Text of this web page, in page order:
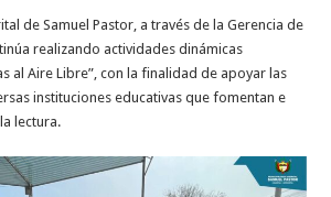
de Samuel Pastor, a través de la Gerencia de
realizando actividades dinámicas
al Aire Libre”, con la finalidad de apoyar las
instituciones educativas que fomentan e
lectura.